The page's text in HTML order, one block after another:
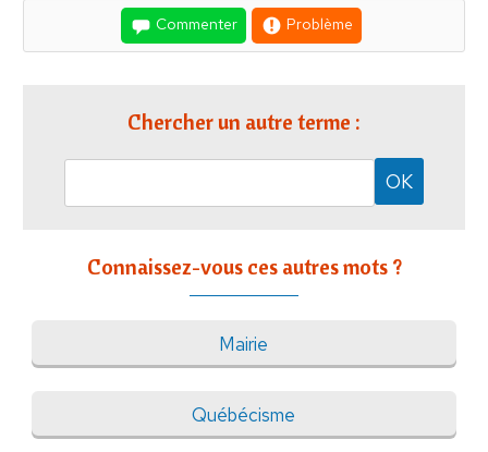
Commenter Problème
Chercher un autre terme :
Connaissez-vous ces autres mots ?
Mairie
Québécisme